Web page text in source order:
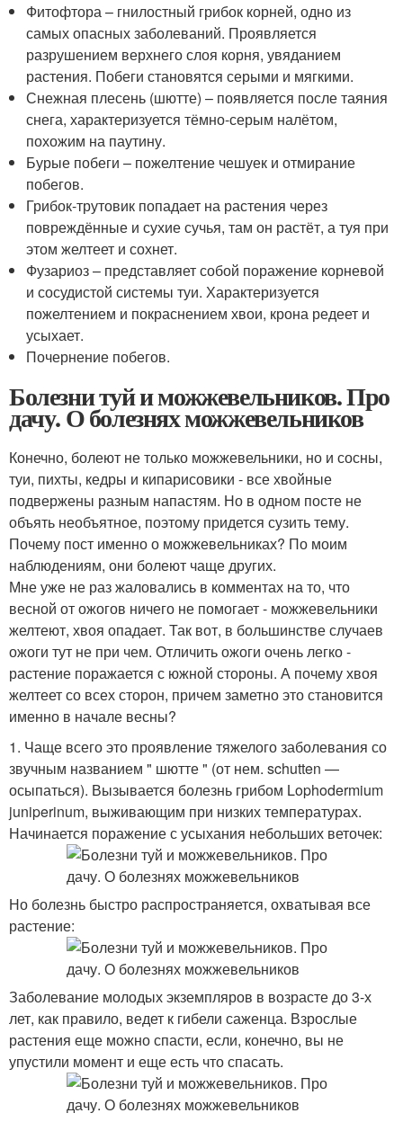
Фитофтора – гнилостный грибок корней, одно из
самых опасных заболеваний. Проявляется
разрушением верхнего слоя корня, увяданием
растения. Побеги становятся серыми и мягкими.
Снежная плесень (шютте) – появляется после таяния
снега, характеризуется тёмно-серым налётом,
похожим на паутину.
Бурые побеги – пожелтение чешуек и отмирание
побегов.
Грибок-трутовик попадает на растения через
повреждённые и сухие сучья, там он растёт, а туя при
этом желтеет и сохнет.
Фузариоз – представляет собой поражение корневой
и сосудистой системы туи. Характеризуется
пожелтением и покраснением хвои, крона редеет и
усыхает.
Почернение побегов.
Болезни туй и можжевельников. Про
дачу. О болезнях можжевельников
Конечно, болеют не только можжевельники, но и сосны,
туи, пихты, кедры и кипарисовики - все хвойные
подвержены разным напастям. Но в одном посте не
объять необъятное, поэтому придется сузить тему.
Почему пост именно о можжевельниках? По моим
наблюдениям, они болеют чаще других.
Мне уже не раз жаловались в комментах на то, что
весной от ожогов ничего не помогает - можжевельники
желтеют, хвоя опадает. Так вот, в большинстве случаев
ожоги тут не при чем. Отличить ожоги очень легко -
растение поражается с южной стороны. А почему хвоя
желтеет со всех сторон, причем заметно это становится
именно в начале весны?
1. Чаще всего это проявление тяжелого заболевания со
звучным названием " шютте " (от нем. schutten —
осыпаться). Вызывается болезнь грибом Lophodermium
juniperinum, выживающим при низких температурах.
Начинается поражение с усыхания небольших веточек:
Но болезнь быстро распространяется, охватывая все
растение:
Заболевание молодых экземпляров в возрасте до 3-х
лет, как правило, ведет к гибели саженца. Взрослые
растения еще можно спасти, если, конечно, вы не
упустили момент и еще есть что спасать.